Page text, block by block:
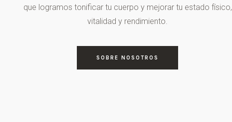
que logramos tonificar tu cuerpo y mejorar tu estado físico,
vitalidad y rendimiento.
SOBRE NOSOTROS